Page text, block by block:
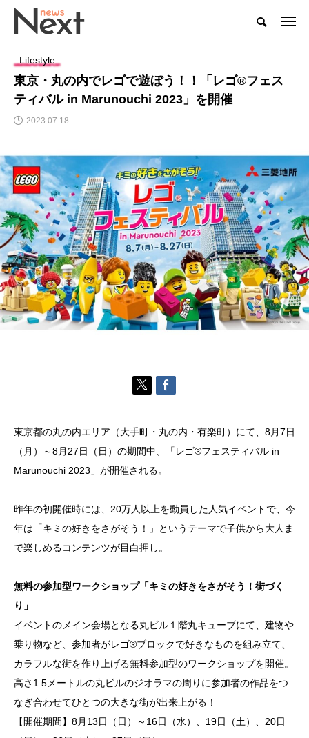
Lifestyle
東京・丸の内でレゴで遊ぼう！！「レゴ®フェス
ティバル in Marunouchi 2023」を開催
2023.07.18
東京都の丸の内エリア（大手町・丸の内・有楽町）にて、8月7日
（月）～8月27日（日）の期間中、「レゴ®フェスティバル in
Marunouchi 2023」が開催される。
昨年の初開催時には、20万人以上を動員した人気イベントで、今
年は「キミの好きをさがそう！」というテーマで子供から大人ま
で楽しめるコンテンツが目白押し。
無料の参加型ワークショップ「キミの好きをさがそう！街づく
り」
イベントのメイン会場となる丸ビル１階丸キューブにて、建物や
乗り物など、参加者がレゴ®ブロックで好きなものを組み立て、
カラフルな街を作り上げる無料参加型のワークショップを開催。
高さ1.5メートルの丸ビルのジオラマの周りに参加者の作品をつ
なぎ合わせてひとつの大きな街が出来上がる！
【開催期間】8月13日（日）～16日（水）、19日（土）、20日